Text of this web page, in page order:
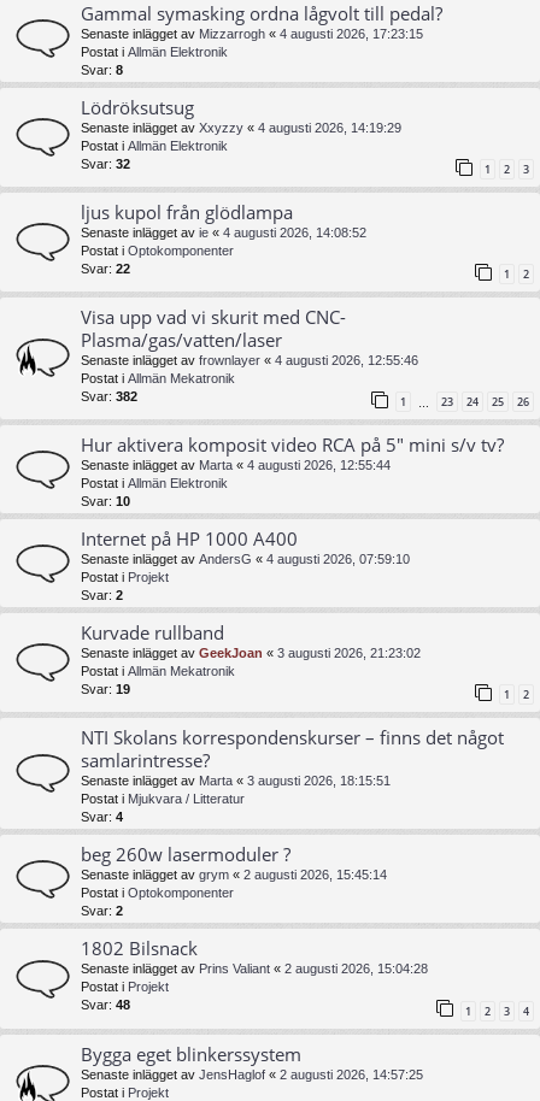
Gammal symasking ordna lågvolt till pedal?
Senaste inlägget av Mizzarrogh « 4 augusti 2026, 17:23:15
Postat i Allmän Elektronik
Svar: 8
Lödröksutsug
Senaste inlägget av Xxyzzy « 4 augusti 2026, 14:19:29
Postat i Allmän Elektronik
Svar: 32 1 2 3
ljus kupol från glödlampa
Senaste inlägget av ie « 4 augusti 2026, 14:08:52
Postat i Optokomponenter
Svar: 22 1 2
Visa upp vad vi skurit med CNC-
Plasma/gas/vatten/laser
Senaste inlägget av frownlayer « 4 augusti 2026, 12:55:46
Postat i Allmän Mekatronik
Svar: 382 1 … 23 24 25 26
Hur aktivera komposit video RCA på 5" mini s/v tv?
Senaste inlägget av Marta « 4 augusti 2026, 12:55:44
Postat i Allmän Elektronik
Svar: 10
Internet på HP 1000 A400
Senaste inlägget av AndersG « 4 augusti 2026, 07:59:10
Postat i Projekt
Svar: 2
Kurvade rullband
Senaste inlägget av GeekJoan « 3 augusti 2026, 21:23:02
Postat i Allmän Mekatronik
Svar: 19 1 2
NTI Skolans korrespondenskurser – finns det något
samlarintresse?
Senaste inlägget av Marta « 3 augusti 2026, 18:15:51
Postat i Mjukvara / Litteratur
Svar: 4
beg 260w lasermoduler ?
Senaste inlägget av grym « 2 augusti 2026, 15:45:14
Postat i Optokomponenter
Svar: 2
1802 Bilsnack
Senaste inlägget av Prins Valiant « 2 augusti 2026, 15:04:28
Postat i Projekt
Svar: 48 1 2 3 4
Bygga eget blinkerssystem
Senaste inlägget av JensHaglof « 2 augusti 2026, 14:57:25
Postat i Projekt